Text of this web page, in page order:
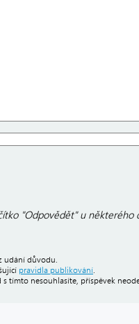
"Odpovědět" u některého
udání důvodu.
pravidla publikování
tímto nesouhlasíte, příspěvek